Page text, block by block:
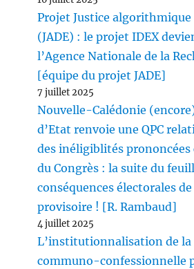
Projet Justice algorithmique
(JADE) : le projet IDEX
l’Agence Nationale de la
[équipe du projet JADE]
7 juillet 2025
Nouvelle-Calédonie
d’Etat renvoie une QPC
des inéligiblités prononcées
du Congrès : la suite du
conséquences électorales
provisoire ! [R. Rambaud]
4 juillet 2025
L’institutionnalisation de
communo-confessionnelle